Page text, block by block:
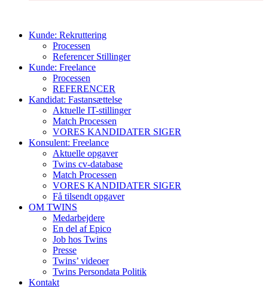
Kunde: Rekruttering
Processen
Referencer Stillinger
Kunde: Freelance
Processen
REFERENCER
Kandidat: Fastansættelse
Aktuelle IT-stillinger
Match Processen
VORES KANDIDATER SIGER
Konsulent: Freelance
Aktuelle opgaver
Twins cv-database
Match Processen
VORES KANDIDATER SIGER
Få tilsendt opgaver
OM TWINS
Medarbejdere
En del af Epico
Job hos Twins
Presse
Twins’ videoer
Twins Persondata Politik
Kontakt